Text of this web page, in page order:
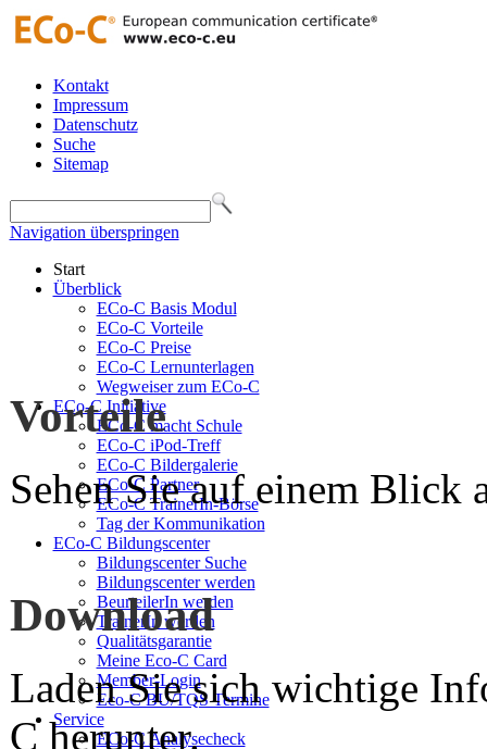
Kontakt
Impressum
Datenschutz
Suche
Sitemap
Navigation überspringen
Start
Überblick
ECo-C Basis Modul
ECo-C Vorteile
ECo-C Preise
ECo-C Lernunterlagen
Wegweiser zum ECo-C
ECo-C Initiative
ECo-C macht Schule
ECo-C iPod-Treff
ECo-C Bildergalerie
ECo-C Partner
ECo-C TrainerIn-Börse
Tag der Kommunikation
ECo-C Bildungscenter
Bildungscenter Suche
Bildungscenter werden
BeurteilerIn werden
TrainerIn werden
Qualitätsgarantie
Meine Eco-C Card
Member-Login
Eco-C BU/TQS Termine
Service
ECo-C Analysecheck
Vorteile
Sehen Sie auf einem Blick
Download
Laden Sie sich wichtige
C herunter.